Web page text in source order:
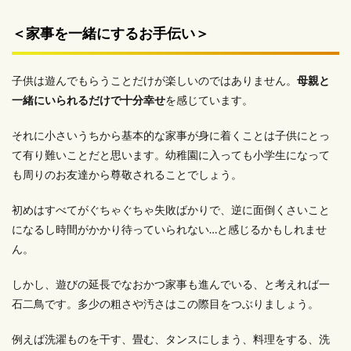
＜家事を一緒にするお手伝い＞
子供は遊んでもらうことだけが楽しいのではありません。 母親と
一緒にいられるだけで十分幸せを感じています。
それに小さいうちから基本的な家事が身に着くことは子供にとっ
て有り難いことだと思います。幼稚園に入っても小学生になって
も周りのお友達から尊敬されることでしょう。
初めはすべてがぐちゃぐちゃ失敗ばかりで、逆に面倒くさいこと
になるし時間がかかり待っていられない…と感じるかもしれませ
ん。
しかし、遊びの延長でなおかつ家事も進んでいる、と考えれば一
石二鳥です。多少の粗さや汚さはこの際目をつぶりましょう。
例えば洗濯ものを干す、畳む、タンスにしまう、料理をする、洗